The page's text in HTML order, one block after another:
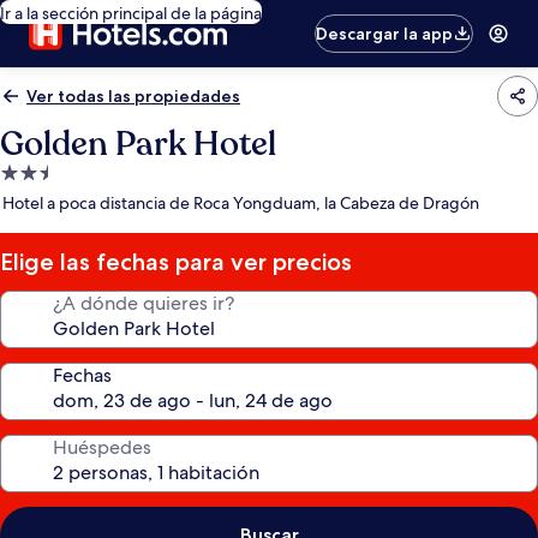
Ir a la sección principal de la página
Descargar la app
Ver todas las propiedades
Golden Park Hotel
Propiedad
de
estrellas
Hotel a poca distancia de Roca Yongduam, la Cabeza de Dragón
Elige las fechas para ver precios
¿A dónde quieres ir?
Fechas
Huéspedes